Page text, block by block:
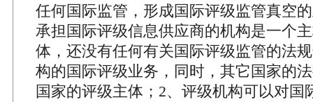
任何国际监管，形成国际评级监管真空
承担国际评级信息供应商的机构是一个
体，还没有任何有关国际评级监管的法
构的国际评级业务，同时，其它国家的
国家的评级主体；2、评级机构可以对国